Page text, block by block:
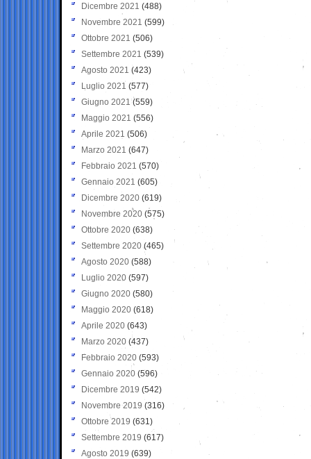
Dicembre 2021 (488)
Novembre 2021 (599)
Ottobre 2021 (506)
Settembre 2021 (539)
Agosto 2021 (423)
Luglio 2021 (577)
Giugno 2021(559)
Maggio 2021 (556)
Aprile 2021 (506)
Marzo 2021 (647)
Febbraio 2021 (570)
Gennaio 2021 (605)
Dicembre 2020 (619)
Novembre 2020 (575)
Ottobre 2020 (638)
Settembre 2020(465)
Agosto 2020 (588)
Luglio 2020 (597)
Giugno 2020 (580)
Maggio 2020 (618)
Aprile 2020 (643)
Marzo 2020 (437)
Febbraio 2020 (593)
Gennaio 2020 (596)
Dicembre 2019 (542)
Novembre 2019 (316)
Ottobre 2019 (631)
Settembre 2019 (617)
Agosto 2019 (639)